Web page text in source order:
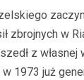
zbrojnych w
z własnej
1973 już